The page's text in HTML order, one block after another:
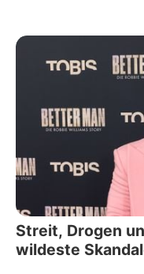
Streit, Drogen
wildeste